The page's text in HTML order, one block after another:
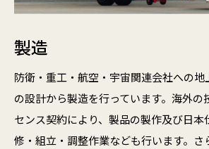
製造
防衛・重工・航空・宇宙関連会社への地
の設計から製造を行っています。海外の
センス契約により、製品の製作及び日本
修・組立・調整作業なども行います。さ